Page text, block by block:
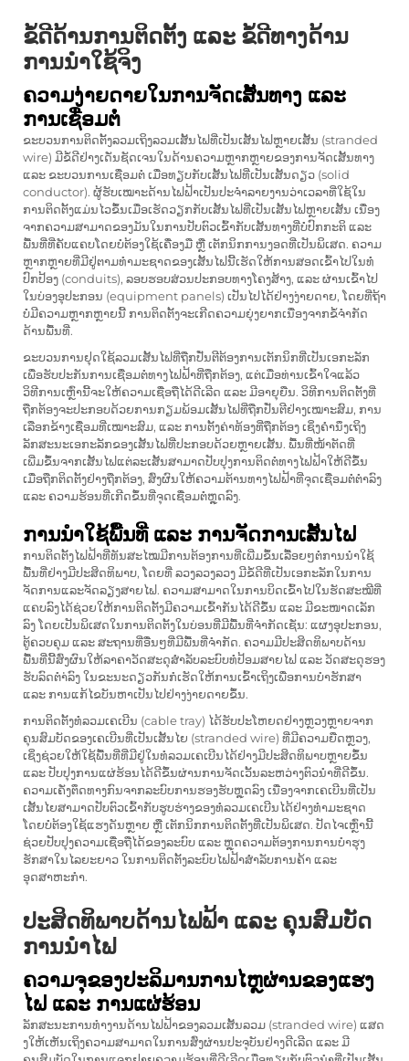
ຂໍ້ດີດ້ານການຕິດຕັ້ງ ແລະ ຂໍ້ດີທາງດ້ານ
ການນຳໃຊ້ຈິງ
ຄວາມງ່າຍດາຍໃນການຈັດເສັ້ນທາງ ແລະ
ການເຊື່ອມຕໍ່
ຂະບວນການຕິດຕັ້ງລວມເຖິງລວມເສັ້ນໄຟທີ່ເປັນເສັ້ນໄຟຫຼາຍເສັ້ນ (stranded
wire) ມີຂໍ້ດີຢ່າງເດັ່ນຊັດເຈນໃນດ້ານຄວາມຫຼາກຫຼາຍຂອງການຈັດເສັ້ນທາງ
ແລະ ຂະບວນການເຊື່ອມຕໍ່ ເມື່ອທຽບກັບເສັ້ນໄຟທີ່ເປັນເສັ້ນດຽວ (solid
conductor). ຜູ້ຮັບເໝາະດ້ານໄຟຟ້າເປັນປະຈຳລາຍງານວ່າເວລາທີ່ໃຊ້ໃນ
ການຕິດຕັ້ງແມ່ນໄວຂຶ້ນເມື່ອເຮັດວຽກກັບເສັ້ນໄຟທີ່ເປັນເສັ້ນໄຟຫຼາຍເສັ້ນ ເນື່ອງ
ຈາກຄວາມສາມາດຂອງມັນໃນການປັບຕົວເຂົ້າກັບເສັ້ນທາງທີ່ບໍ່ປົກກະຕິ ແລະ
ພື້ນທີ່ທີ່ຄັບແຄບໂດຍບໍ່ຕ້ອງໃຊ້ເຄື່ອງມື ຫຼື ເຕັກນິກການງອດທີ່ເປັນພິເສດ. ຄວາມ
ຫຼາກຫຼາຍທີ່ມີຢູ່ຕາມທຳມະຊາດຂອງເສັ້ນໄຟນີ້ເຮັດໃຫ້ການສອດເຂົ້າໄປໃນທໍ່
ປົກປ້ອງ (conduits), ລອບຮອບສ່ວນປະກອບທາງໂຄງສ້າງ, ແລະ ຜ່ານເຂົ້າໄປ
ໃນບ່ອງອຸປະກອນ (equipment panels) ເປັນໄປໄດ້ຢ່າງງ່າຍດາຍ, ໂດຍທີ່ຖ້າ
ບໍ່ມີຄວາມຫຼາກຫຼາຍນີ້ ການຕິດຕັ້ງຈະເກີດຄວາມຍຸ່ງຍາກເນື່ອງຈາກຂໍ້ຈຳກັດ
ດ້ານພື້ນທີ່.
ຂະບວນການຢຸດໃຊ້ລວມເສັ້ນໄຟທີ່ຖືກປັ່ນຕີຕ້ອງການເຕັກນິກທີ່ເປັນເອກະລັກ
ເພື່ອຮັບປະກັນການເຊື່ອມຕໍ່ທາງໄຟຟ້າທີ່ຖືກຕ້ອງ, ແຕ່ເມື່ອທ່ານເຂົ້າໃຈແລ້ວ
ວິທີການເຫຼົ່ານີ້ຈະໃຫ້ຄວາມເຊື່ອຖືໄດ້ດີເລີດ ແລະ ມີອາຍຸຍືນ. ວິທີການຕິດຕັ້ງທີ່
ຖືກຕ້ອງຈະປະກອບດ້ວຍການກຽມພ້ອມເສັ້ນໄຟທີ່ຖືກປັ່ນຕີຢ່າງເໝາະສົມ, ການ
ເລືອກຂ້າງເຊື່ອມທີ່ເໝາະສົມ, ແລະ ການຕັ້ງຄ່າທ້ອງທີ່ຖືກຕ້ອງ ເຊິ່ງຄຳນຶງເຖິງ
ລັກສະນະເອກະລັກຂອງເສັ້ນໄຟທີ່ປະກອບດ້ວຍຫຼາຍເສັ້ນ. ພື້ນທີ່ໜ້າຕັດທີ່
ເພີ່ມຂຶ້ນຈາກເສັ້ນໄຟແຕ່ລະເສັ້ນສາມາດປັບປຸງການຕິດຕໍ່ທາງໄຟຟ້າໃຫ້ດີຂຶ້ນ
ເມື່ອຖືກຕິດຕັ້ງຢ່າງຖືກຕ້ອງ, ສົ່ງຜົນໃຫ້ຄວາມຕ້ານທາງໄຟຟ້າທີ່ຈຸດເຊື່ອມຕໍ່ຕ່ຳລົງ
ແລະ ຄວາມຮ້ອນທີ່ເກີດຂຶ້ນທີ່ຈຸດເຊື່ອມຕໍ່ຫຼຸດລົງ.
ການນຳໃຊ້ພື້ນທີ່ ແລະ ການຈັດການເສັ້ນໄຟ
ການຕິດຕັ້ງໄຟຟ້າທີ່ທັນສະໄໝມີການຕ້ອງການທີ່ເພີ່ມຂຶ້ນເລື້ອຍໆຕໍ່ການນຳໃຊ້
ພື້ນທີ່ຢ່າງມີປະສິດທິພາບ, ໂດຍທີ່ລວງລວງລວງມີຂໍ້ດີທີ່ເປັນເອກະລັກໃນການ
ຈັດການແລະຈັດລຽງສາຍໄຟ. ຄວາມສາມາດໃນການບິດເຂົ້າໄປໃນຮັດສະໝີທີ່
ແຄບລົງໄດ້ຊ່ວຍໃຫ້ການຕິດຕັ້ງມີຄວາມເຂົ້າກັນໄດ້ດີຂຶ້ນ ແລະ ມີຂະໜາດເລັກ
ລົງ ໂດຍເປັນພິເສດໃນການຕິດຕັ້ງໃນບ່ອນທີ່ມີພື້ນທີ່ຈຳກັດເຊັ່ນ: ແຜງອຸປະກອນ,
ຕູ້ຄວບຄຸມ ແລະ ສະຖານທີ່ອື່ນໆທີ່ມີພື້ນທີ່ຈຳກັດ. ຄວາມມີປະສິດທິພາບດ້ານ
ພື້ນທີ່ນີ້ສົ່ງຜົນໃຫ້ລາຄາວັດສະດຸສຳລັບລະບົບທໍ່ປ້ອມສາຍໄຟ ແລະ ວັດສະດຸຮອງ
ຮັບລົດຕຳ່ລົງ ໃນຂະນະດຽວກັນກໍເຮັດໃຫ້ການເຂົ້າເຖິງເພື່ອການບໍາຮັກສາ
ແລະ ການແກ້ໄຂບັນຫາເປັນໄປຢ່າງງ່າຍດາຍຂຶ້ນ.
ການຕິດຕັ້ງທໍ່ລວມເຄເບີນ (cable tray) ໄດ້ຮັບປະໂຫຍດຢ່າງຫຼວງຫຼາຍຈາກ
ຄຸນສົມບັດຂອງເຄເບີນທີ່ເປັນເສັ້ນໄຍ (stranded wire) ທີ່ມີຄວາມຍືດຫຼວງ,
ເຊິ່ງຊ່ວຍໃຫ້ໃຊ້ພື້ນທີ່ທີ່ມີຢູ່ໃນທໍ່ລວມເຄເບີນໄດ້ຢ່າງມີປະສິດທິພາບຫຼາຍຂຶ້ນ
ແລະ ປັບປຸງການແຜ່ຮ້ອນໄດ້ດີຂຶ້ນຜ່ານການຈັດເວັ້ນລະຫວ່າງຕົວນຳທີ່ດີຂຶ້ນ.
ຄວາມເຄັ່ງຕຶດທາງກົນຈາກລະບົບການຮອງຮັບຫຼຸດລົງ ເນື່ອງຈາກເຄເບີນທີ່ເປັນ
ເສັ້ນໄຍສາມາດປັບຕົວເຂົ້າກັບຮູບຮ່າງຂອງທໍ່ລວມເຄເບີນໄດ້ຢ່າງທຳມະຊາດ
ໂດຍບໍ່ຕ້ອງໃຊ້ແຮງດັນຫຼາຍ ຫຼື ເຕັກນິກການຕິດຕັ້ງທີ່ເປັນພິເສດ. ປັດໄຈເຫຼົ່ານີ້
ຊ່ວຍປັບປຸງຄວາມເຊື່ອຖືໄດ້ຂອງລະບົບ ແລະ ຫຼຸດຄວາມຕ້ອງການການບໍາຮຸງ
ຮັກສາໃນໄລຍະຍາວ ໃນການຕິດຕັ້ງລະບົບໄຟຟ້າສຳລັບການຄ້າ ແລະ
ອຸດສາຫະກຳ.
ປະສິດທິພາບດ້ານໄຟຟ້າ ແລະ ຄຸນສົມບັດ
ການນຳໄຟ
ຄວາມຈຸຂອງປະລິມານການໄຫຼຜ່ານຂອງແຮງ
ໄຟ ແລະ ການແຜ່ຮ້ອນ
ລັກສະນະການທຳງານດ້ານໄຟຟ້າຂອງລວມເສັ້ນລວມ (stranded wire) ແສດ
ງໃຫ້ເຫັນເຖິງຄວາມສາມາດໃນການສົ່ງຜ່ານປະຈຸບັນຢ່າງດີເລີດ ແລະ ມີ